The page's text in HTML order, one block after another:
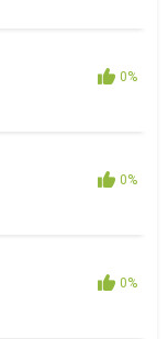
0%
0%
0%